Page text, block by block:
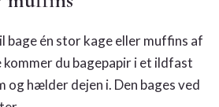
bage én stor kage eller muffins af
du bagepapir i et ildfast
og hælder dejen i. Den bages ved